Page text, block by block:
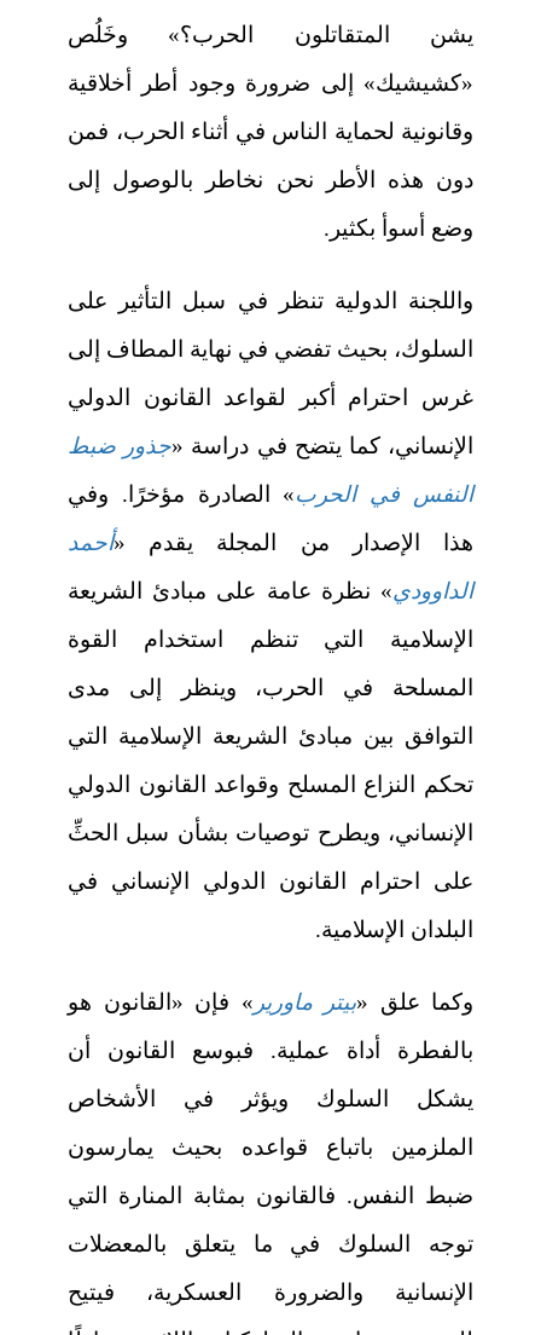
يشن المتقاتلون الحرب؟» وخَلُص
«كشيشيك» إلى ضرورة وجود أطر أخلاقية
وقانونية لحماية الناس في أثناء الحرب، فمن
دون هذه الأطر نحن نخاطر بالوصول إلى
وضع أسوأ بكثير.
واللجنة الدولية تنظر في سبل التأثير على
السلوك، بحيث تفضي في نهاية المطاف إلى
غرس احترام أكبر لقواعد القانون الدولي
الإنساني، كما يتضح في دراسة «جذور ضبط
النفس في الحرب» الصادرة مؤخرًا. وفي
هذا الإصدار من المجلة يقدم «أحمد
الداوودي» نظرة عامة على مبادئ الشريعة
الإسلامية التي تنظم استخدام القوة
المسلحة في الحرب، وينظر إلى مدى
التوافق بين مبادئ الشريعة الإسلامية التي
تحكم النزاع المسلح وقواعد القانون الدولي
الإنساني، ويطرح توصيات بشأن سبل الحثِّ
على احترام القانون الدولي الإنساني في
البلدان الإسلامية.
وكما علق «بيتر ماورير » فإن «القانون هو
بالفطرة أداة عملية. فبوسع القانون أن
يشكل السلوك ويؤثر في الأشخاص
الملزمين باتباع قواعده بحيث يمارسون
ضبط النفس. فالقانون بمثابة المنارة التي
توجه السلوك في ما يتعلق بالمعضلات
الإنسانية والضرورة العسكرية، فيتيح